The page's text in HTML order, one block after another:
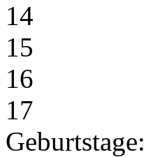
14
15
16
17
Geburtstage: